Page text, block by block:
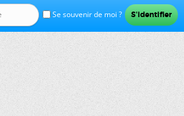
Se souvenir de moi ?